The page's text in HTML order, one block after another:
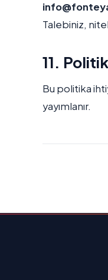
Talebiniz,
11.
Bu politika
yayımlanır.